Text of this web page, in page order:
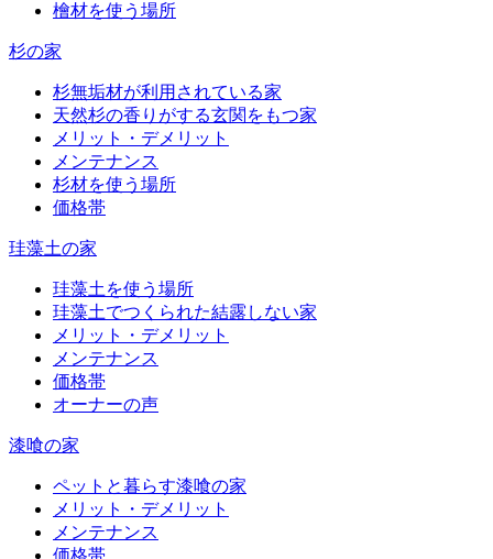
檜材を使う場所
杉の家
杉無垢材が利用されている家
天然杉の香りがする玄関をもつ家
メリット・デメリット
メンテナンス
杉材を使う場所
価格帯
珪藻土の家
珪藻土を使う場所
珪藻土でつくられた結露しない家
メリット・デメリット
メンテナンス
価格帯
オーナーの声
漆喰の家
ペットと暮らす漆喰の家
メリット・デメリット
メンテナンス
価格帯